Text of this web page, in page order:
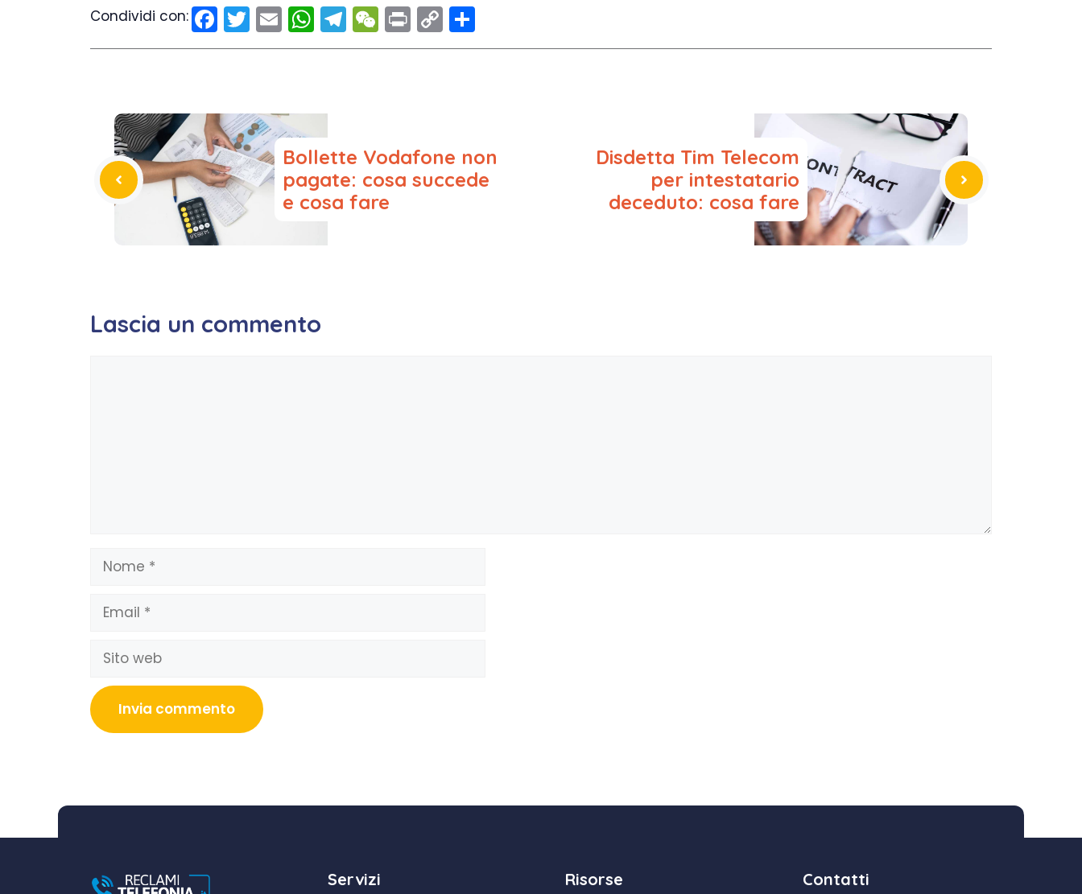
Condividi con:
F
a
b
o
o
k
T
w
E
m
W
h
A
p
p
T
el
m
W
e
t
Pr
in
C
o
n
k
o
di
Bollette Vodafone non
pagate: cosa succede
e cosa fare
Disdetta Tim Telecom
per intestatario
deceduto: cosa fare
Lascia un commento
Nome
Email
Sito
web
Servizi Risorse Contatti